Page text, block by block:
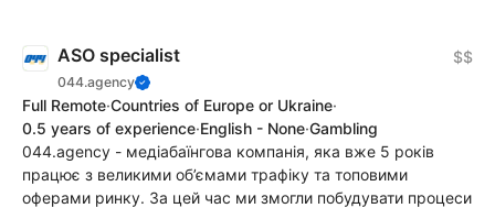
ASO specialist
044.agency
$$
Full Remote·Countries of Europe or Ukraine·
0.5 years of experience·English - None·Gambling
044.agency - медіабаїнгова компанія, яка вже 5 років
працює з великими об’ємами трафіку та топовими
оферами ринку. За цей час ми змогли побудувати процеси